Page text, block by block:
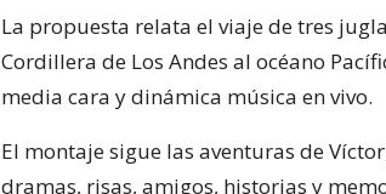
La propuesta relata el viaje de tres
Cordillera de Los Andes al océano
media cara y dinámica música en vivo.
El montaje sigue las aventuras de
dramas, risas, amigos, historias y